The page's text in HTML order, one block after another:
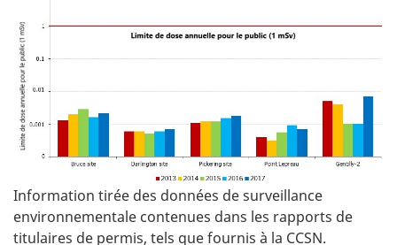
Information tirée des données de surveillance
environnementale contenues dans les rapports de
titulaires de permis, tels que fournis à la CCSN.